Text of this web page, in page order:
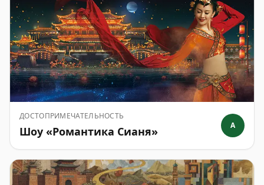
ДОСТОПРИМЕЧАТЕЛЬНОСТЬ
Шоу «Романтика Сианя» A